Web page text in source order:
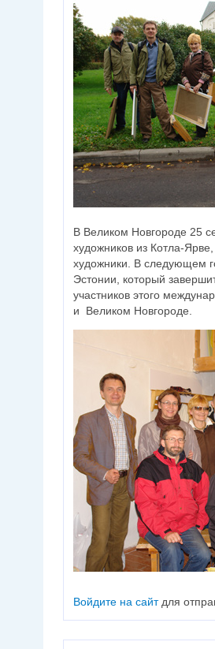
В Великом Новгороде 25
художников из Котла-
художники. В следующем
Эстонии, который
участников этого
и Великом Новгороде.
Войдите на сайтдля